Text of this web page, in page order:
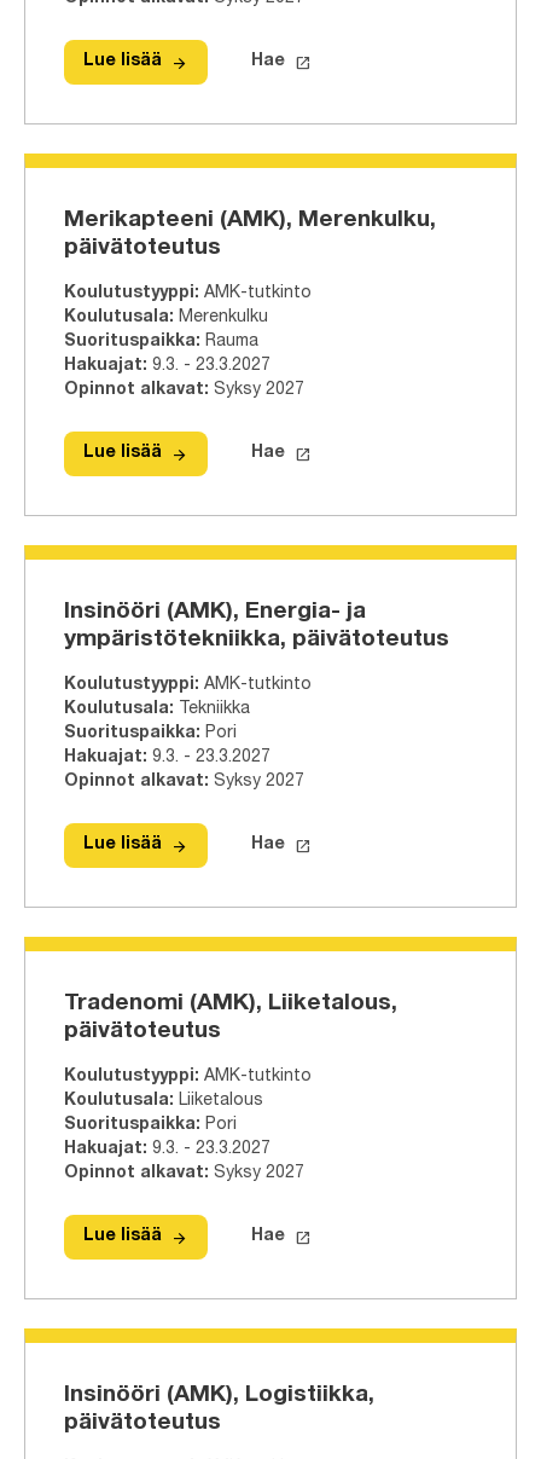
Lue lisää Insinööri (AMK), Prosessi- ja
Lue lisää arrow_forward
Hae tähän tutkinto-
Hae launch
Merikapteeni (AMK), Merenkulku,
päivätoteutus
Koulutustyyppi: AMK-tutkinto
Koulutusala: Merenkulku
Suorituspaikka: Rauma
Hakuajat: 9.3. - 23.3.2027
Opinnot alkavat: Syksy 2027
Lue lisää Merikapteeni (AMK), Merenkulku,
Lue lisää arrow_forward
Hae tähän tutkinto-
Hae launch
Insinööri (AMK), Energia- ja
ympäristötekniikka, päivätoteutus
Koulutustyyppi: AMK-tutkinto
Koulutusala:
Tekniikka
Suorituspaikka: Pori
Hakuajat: 9.3. - 23.3.2027
Opinnot alkavat: Syksy 2027
Lue lisää Insinööri (AMK), Energia- ja
Lue lisää arrow_forward
Hae tähän tutkinto-
Hae launch
Tradenomi (AMK), Liiketalous,
päivätoteutus
Koulutustyyppi: AMK-tutkinto
Koulutusala: Liiketalous
Suorituspaikka: Pori
Hakuajat: 9.3. - 23.3.2027
Opinnot alkavat: Syksy 2027
Lue lisää Tradenomi (AMK), Liiketalous,
Lue lisää arrow_forward
Hae tähän tutkinto-
Hae launch
Insinööri (AMK), Logistiikka,
päivätoteutus